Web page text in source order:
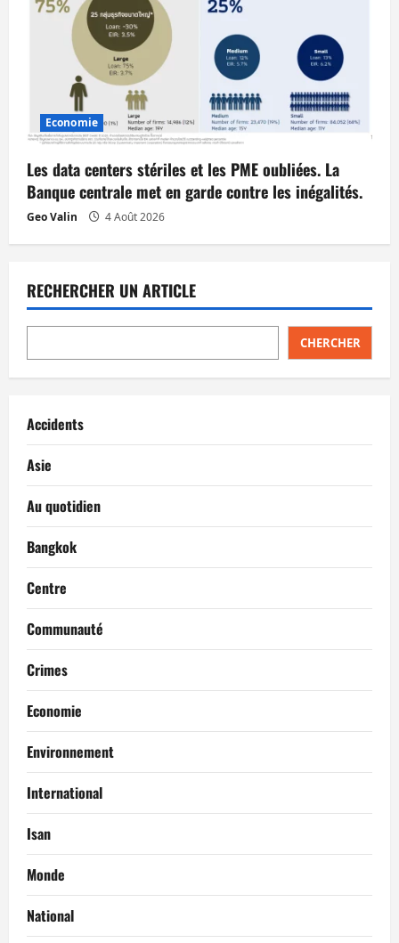
Economie
Les data centers stériles et les PME oubliées. La
Banque centrale met en garde contre les inégalités.
Geo Valin 4 Août 2026
RECHERCHER UN ARTICLE
CHERCHER
Accidents
Asie
Au quotidien
Bangkok
Centre
Communauté
Crimes
Economie
Environnement
International
Isan
Monde
National